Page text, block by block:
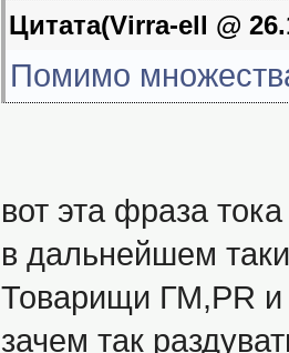
Цитата(Virra-ell @
Помимо
вот эта фраза
в дальнейшем
Товарищи ГМ,PR и
зачем так